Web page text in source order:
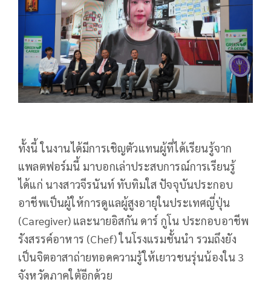
ทั้งนี้ ในงานได้มีการเชิญตัวแทนผู้ที่ได้เรียนรู้จาก
แพลตฟอร์มนี้ มาบอกเล่าประสบการณ์การเรียนรู้
ได้แก่ นางสาวจีรนันท์ ทับทิมใส ปัจจุบันประกอบ
อาชีพเป็นผู้ให้การดูแลผู้สูงอายุในประเทศญี่ปุ่น
(Caregiver) และนายอิสกัน ดาร์ กูโน ประกอบอาชีพ
รังสรรค์อาหาร (Chef) ในโรงแรมชั้นนำ รวมถึงยัง
เป็นจิตอาสาถ่ายทอดความรู้ให้เยาวชนรุ่นน้องใน 3
จังหวัดภาคใต้อีกด้วย